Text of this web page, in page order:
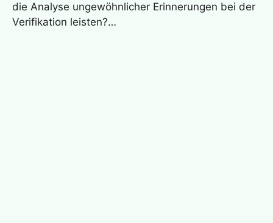
die Analyse ungewöhnlicher Erinnerungen bei der
Verifikation leisten?…